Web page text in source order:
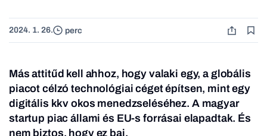
2024. 1. 26. perc
Más attitűd kell ahhoz, hogy valaki egy, a globális
piacot célzó technológiai céget építsen, mint egy
digitális kkv okos menedzseléséhez. A magyar
startup piac állami és EU-s forrásai elapadtak. És
nem biztos, hogy ez baj.